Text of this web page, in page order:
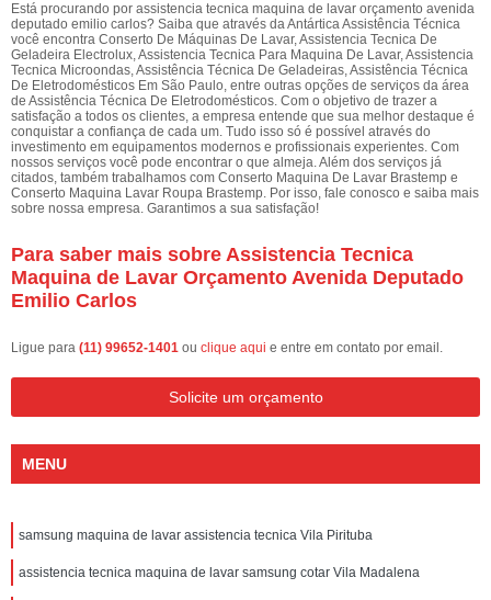
Está procurando por assistencia tecnica maquina de lavar orçamento avenida
deputado emilio carlos? Saiba que através da Antártica Assistência Técnica
você encontra Conserto De Máquinas De Lavar, Assistencia Tecnica De
Geladeira Electrolux, Assistencia Tecnica Para Maquina De Lavar, Assistencia
Tecnica Microondas, Assistência Técnica De Geladeiras, Assistência Técnica
De Eletrodomésticos Em São Paulo, entre outras opções de serviços da área
de Assistência Técnica De Eletrodomésticos. Com o objetivo de trazer a
satisfação a todos os clientes, a empresa entende que sua melhor destaque é
conquistar a confiança de cada um. Tudo isso só é possível através do
investimento em equipamentos modernos e profissionais experientes. Com
nossos serviços você pode encontrar o que almeja. Além dos serviços já
citados, também trabalhamos com Conserto Maquina De Lavar Brastemp e
Conserto Maquina Lavar Roupa Brastemp. Por isso, fale conosco e saiba mais
sobre nossa empresa. Garantimos a sua satisfação!
Para saber mais sobre Assistencia Tecnica
Maquina de Lavar Orçamento Avenida Deputado
Emilio Carlos
Ligue para (11) 99652-1401 ou clique aqui e entre em contato por email.
Solicite um orçamento
MENU
samsung maquina de lavar assistencia tecnica Vila Pirituba
assistencia tecnica maquina de lavar samsung cotar Vila Madalena